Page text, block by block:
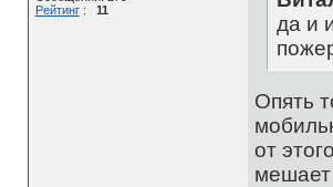
Рейтинг: 11
да и
Опять
от
мешает